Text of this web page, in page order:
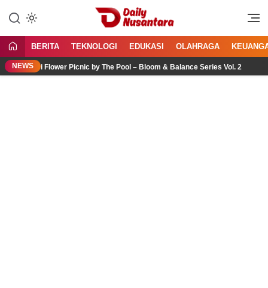
konten
Daily Nusantara
Menyajikan Fakta, Menginspirasi
BERITA TEKNOLOGI EDUKASI OLAHRAGA
NEWS
Flower Picnic by The Pool – Bloom & Balance Series Vol. 2